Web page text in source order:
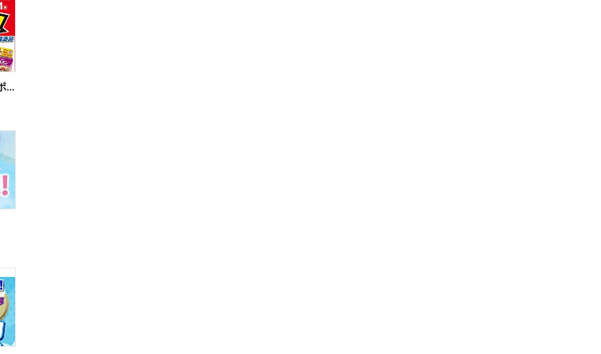
8/1~8/31 ツルハドラッグボーナスポイントチラシ